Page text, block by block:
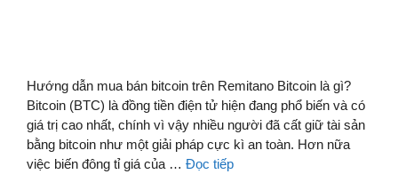
Hướng dẫn mua bán bitcoin trên Remitano Bitcoin là gì?
Bitcoin (BTC) là đồng tiền điện tử hiện đang phổ biến và có
giá trị cao nhất, chính vì vậy nhiều người đã cất giữ tài sản
bằng bitcoin như một giải pháp cực kì an toàn. Hơn nữa
việc biến đông tỉ giá của … Đọc tiếp